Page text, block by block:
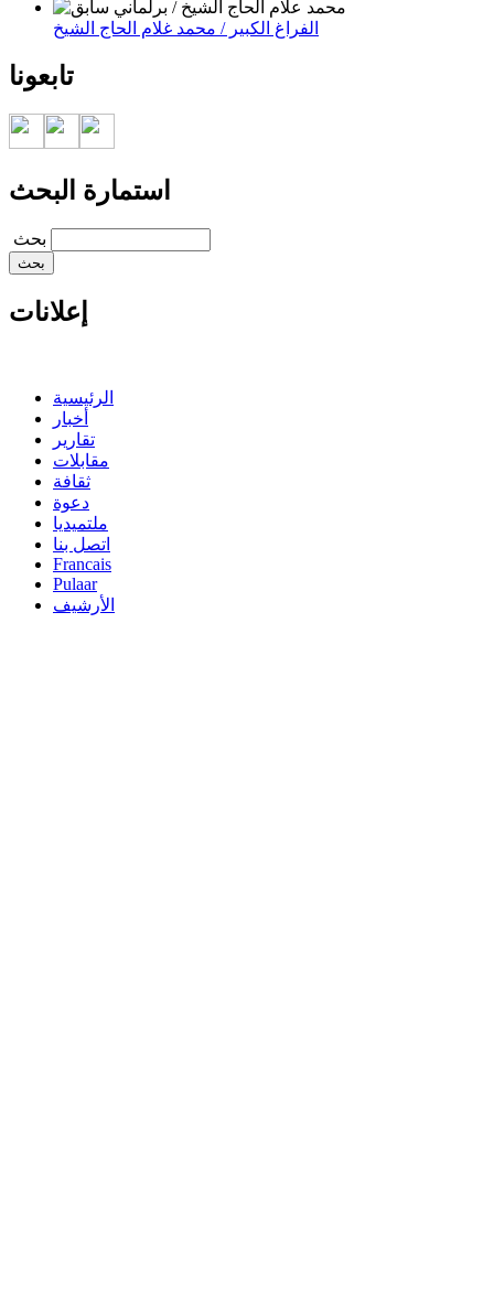
الفراغ الكبير / محمد غلام الحاج الشيخ
تابعونا
استمارة البحث
‏بحث ‏
إعلانات
الرئيسية
أخبار
تقارير
مقابلات
ثقافة
دعوة
ملتميديا
اتصل بنا
Francais
Pulaar
الأرشيف